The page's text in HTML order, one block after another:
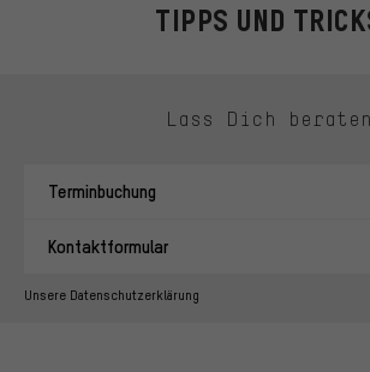
TIPPS UND
Lass Dich beraten
Terminbuchung
Kontaktformular
Unsere Datenschutzerklärung